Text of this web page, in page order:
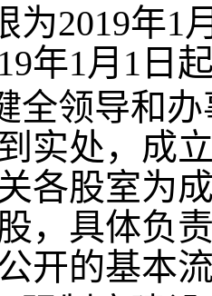
为2019年1
年1月1日
全领导和
实处，成
各股室为
，具体负
开的基本